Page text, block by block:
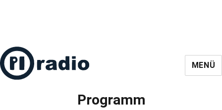
MENÜ
Programm